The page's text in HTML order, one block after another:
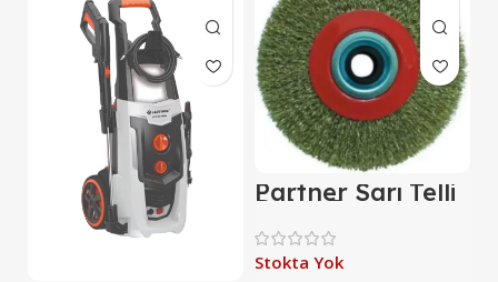
Partner Sarı Telli
Daire Fırça
178×25 mm
Stokta Yok